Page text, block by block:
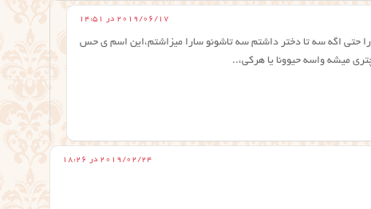
2019/06/17 در 14:51
حتی اگه سه تا دختر داشتم سه تاشونو سارا میزاشتم،این اسم ی حس
میشه واسه حیوونا یا هرکی،..
2019/02/24 در 18:26